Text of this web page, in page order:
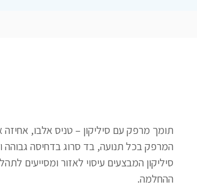
תומך מרפק עם סיליקון – טניס אלבו,
המרפק בכל תנועה, בד סרוג בדחיסה גבוהה
סיליקון המבצעים עיסוי לאזור ומסייעים
ההחלמה.